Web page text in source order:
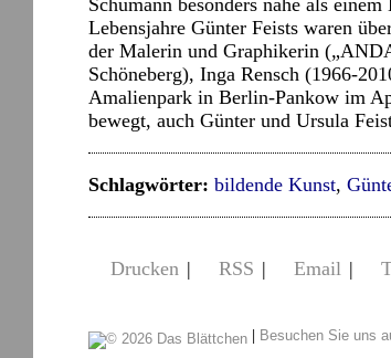
Schumann besonders nahe als
Lebensjahre Günter Feists waren
der Malerin und Graphikerin
Schöneberg), Inga Rensch (1966-
Amalienpark in Berlin-Pankow im
bewegt, auch Günter und Ursula
Schlagwörter: bildende Kunst,
Drucken | RSS | Email |
| Besuchen Sie uns